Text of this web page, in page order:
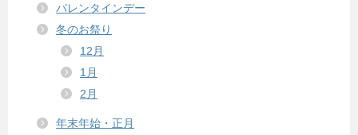
バレンタインデー
冬のお祭り
12月
1月
2月
年末年始・正月